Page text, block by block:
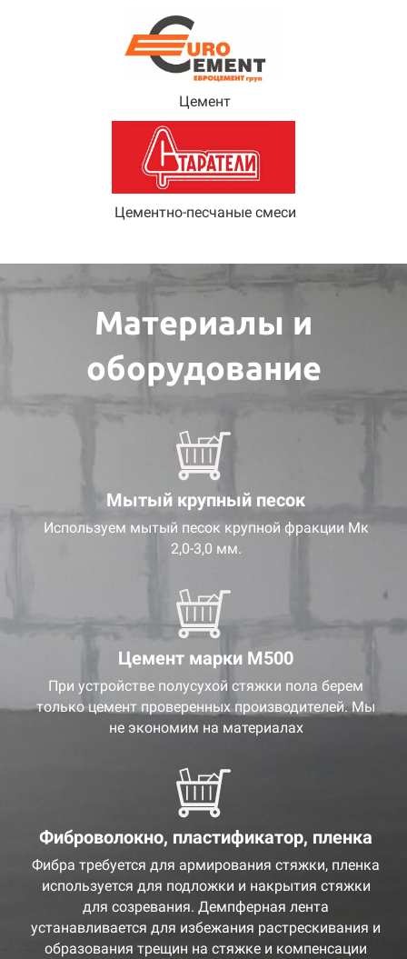
Цемент
Цементно-песчаные смеси
Материалы и
оборудование
Мытый крупный песок
Используем мытый песок крупной фракции Мк
2,0-3,0 мм.
Цемент марки М500
При устройстве полусухой стяжки пола берем
только цемент проверенных производителей. Мы
не экономим на материалах
Фиброволокно, пластификатор, пленка
Фибра требуется для армирования стяжки, пленка
используется для подложки и накрытия стяжки
для созревания. Демпферная лента
устанавливается для избежания растрескивания и
образования трещин на стяжке и компенсации